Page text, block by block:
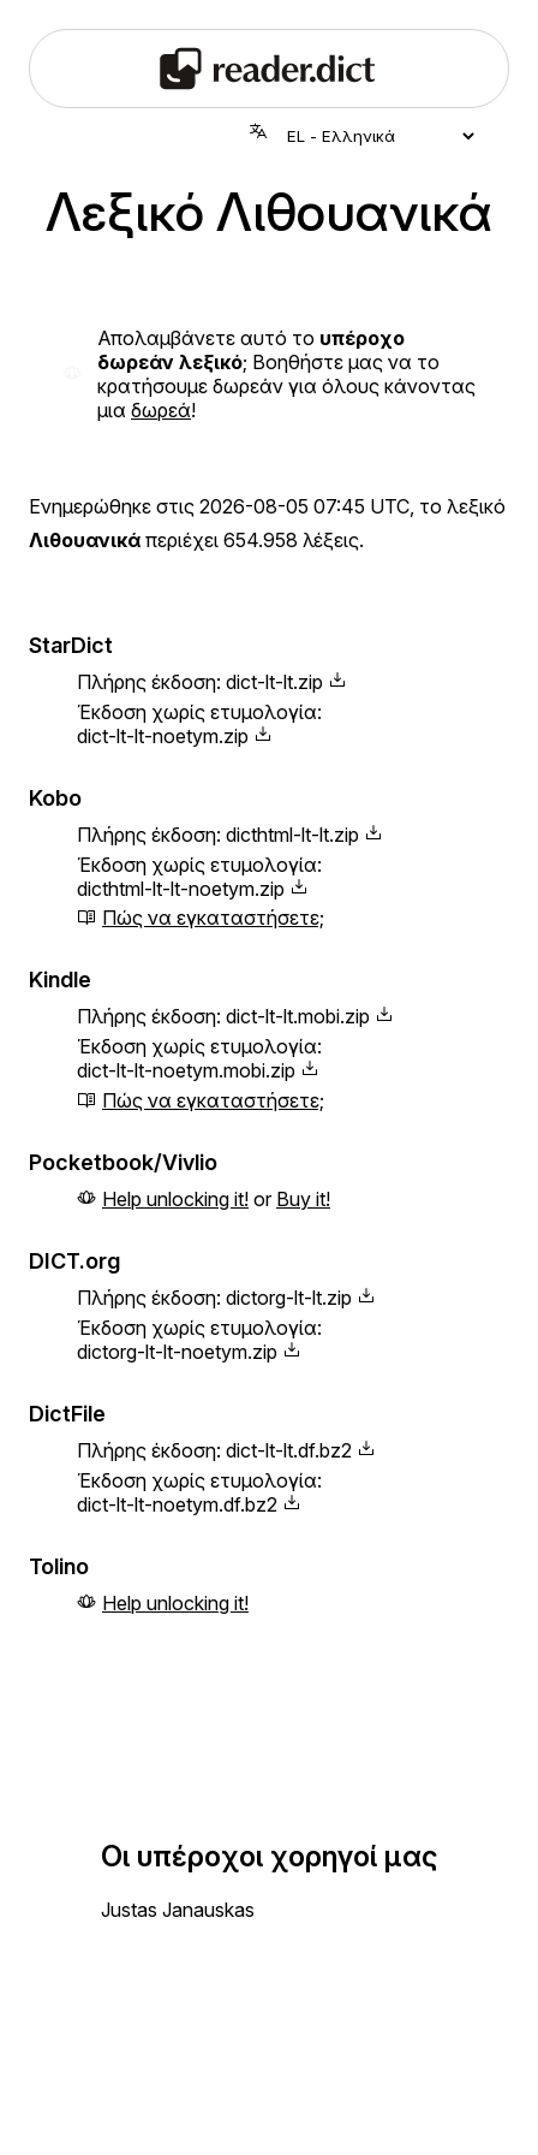
Λεξικό Λιθουανικά
Απολαμβάνετε αυτό το υπέροχο
δωρεάν λεξικό; Βοηθήστε μας να το
κρατήσουμε δωρεάν για όλους κάνοντας
μια δωρεά!
Ενημερώθηκε στις 2026-08-05 07:45 UTC , το λεξικό
Λιθουανικά περιέχει 654.958 λέξεις.
StarDict
Πλήρης έκδοση: dict-lt-lt.zip
Έκδοση χωρίς ετυμολογία:
dict-lt-lt-noetym.zip
Kobo
Πλήρης έκδοση: dicthtml-lt-lt.zip
Έκδοση χωρίς ετυμολογία:
dicthtml-lt-lt-noetym.zip
Πώς να εγκαταστήσετε;
Kindle
Πλήρης έκδοση: dict-lt-lt.mobi.zip
Έκδοση χωρίς ετυμολογία:
dict-lt-lt-noetym.mobi.zip
Πώς να εγκαταστήσετε;
Pocketbook/Vivlio
Help unlocking it! or Buy it!
DICT.org
Πλήρης έκδοση: dictorg-lt-lt.zip
Έκδοση χωρίς ετυμολογία:
dictorg-lt-lt-noetym.zip
DictFile
Πλήρης έκδοση: dict-lt-lt.df.bz2
Έκδοση χωρίς ετυμολογία:
dict-lt-lt-noetym.df.bz2
Tolino
Help unlocking it!
Οι υπέροχοι χορηγοί μας
Justas Janauskas